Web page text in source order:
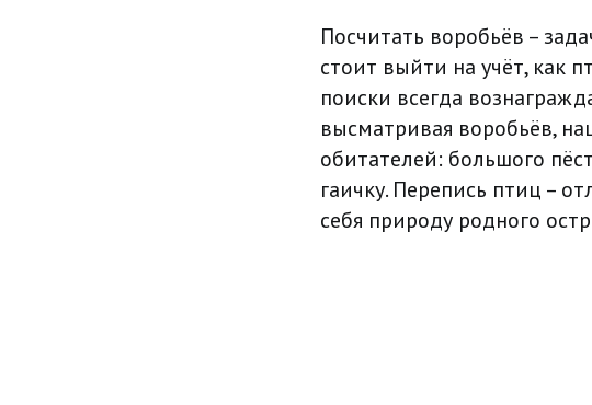
Посчитать воробьёв –
стоит выйти на учёт, как
поиски всегда
высматривая воробьёв,
обитателей: большого
гаичку. Перепись птиц –
себя природу родного